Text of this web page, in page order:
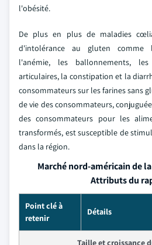
l'obésité.
De plus en plus de maladies
d'intolérance au gluten comme
l'anémie, les ballonnements,
articulaires, la constipation et la
consommateurs sur les farines sans
de vie des consommateurs,
des consommateurs pour les
transformés, est susceptible de
dans la région.
Marché nord-américain de
Attributs du
Point clé à
retenir
Détails
Taille et croissance